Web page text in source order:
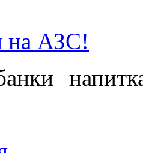
на АЗС!